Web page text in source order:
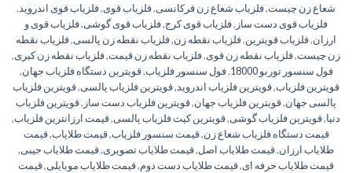
شعاع زن چیست,فلزیاب شعاع زن فرکانسی,فلزیاب قوی,فلزیاب قوی اندروید,
فلزیاب قوی دست ساز ,فلزیاب قوی کرج,فلزیاب قوی گوشی,فلزیاب قوی و
ارزان,فلزیاب قویترین,فلزیاب نقطه زن,فلزیاب نقطه زن پالسی,فلزیاب نقطه
زن چیست,فلزیاب نقطه زن قوی,فلزیاب نقطه زن قیمت,فلزیاب نقطه زن کبری,
فول سنسور توربو 18000
,فول سنسور فلزیاب,قویترین دستگاه فلزیاب جهان,
قویترین فلزیاب,قویترین فلزیاب اندروید,قویترین فلزیاب پالسی,قویترین فلزیاب
پالسی جهان,قویترین فلزیاب جهان,قویترین فلزیاب دست ساز ,قویترین فلزیاب
دنیا,قویترین فلزیاب گوشی,قویترین کیت فلزیاب پالسی,قیمت ارزانترین فلزیاب,
قیمت دستگاه فلزیاب شعاع زن,قیمت سنسور فلزیاب,قیمت طلایاب,قیمت
طلایاب ارزان,قیمت طلایاب اصل,قیمت طلایاب تصویری,قیمت طلایاب جیبی,
قیمت طلایاب حرفه ای,قیمت طلایاب دست دوم,قیمت طلایاب موبایلی,قیمت